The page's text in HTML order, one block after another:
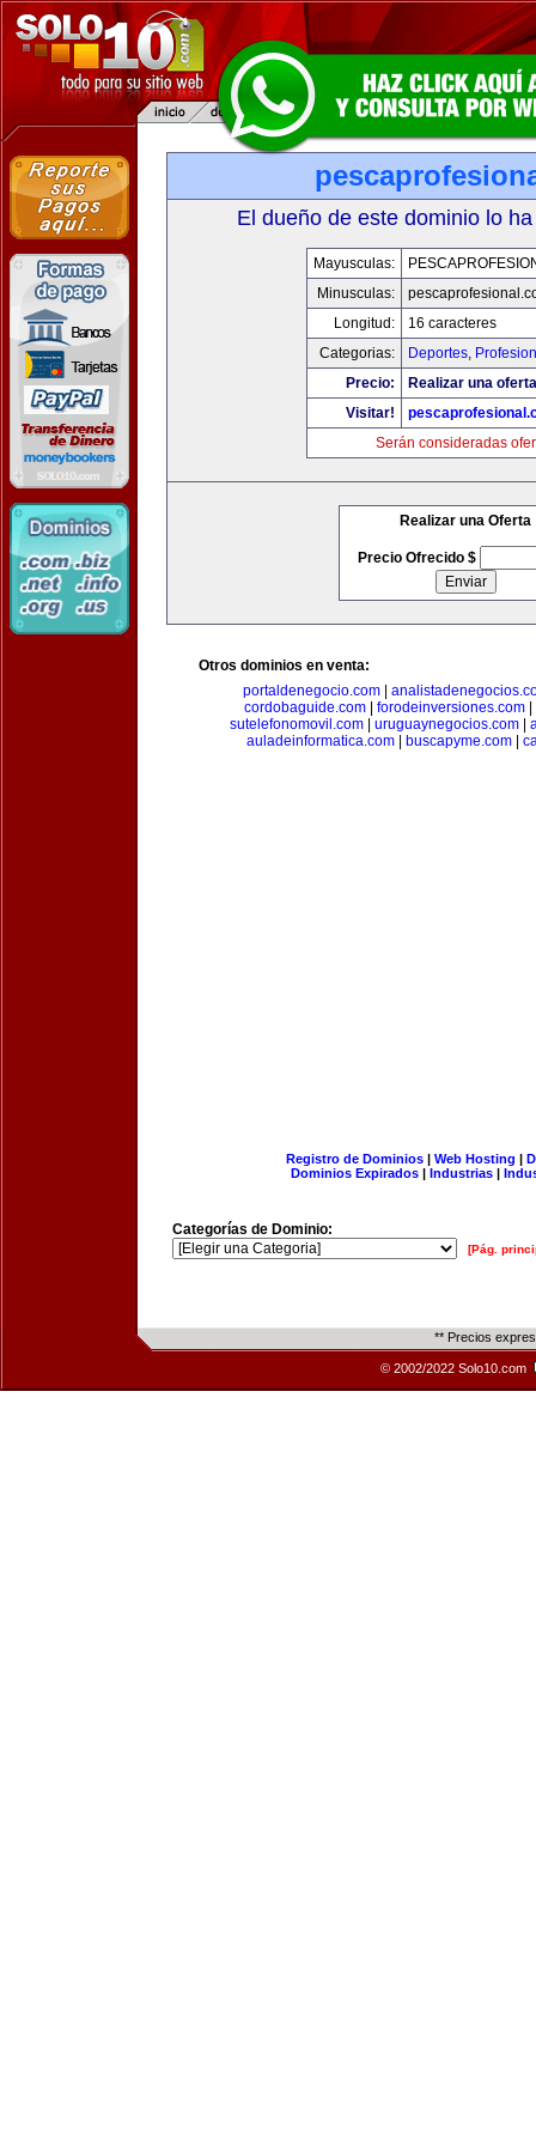
El dueño de este dominio lo
Mayusculas:
Minusculas:
Longitud:
16 caracteres
Categorias:
Deportes,
Precio:
Realizar una
Visitar!
Serán consideradas
Realizar una Oferta
Precio Ofrecido $
Otros dominios en venta:
portaldenegocio.com|
cordobaguide.com
forodeinversiones.com
sutelefonomovil.com| uruguaynegocios.com|
auladeinformatica.com| buscapyme.com|
Registro de Dominios| Web Hosting |
Dominios Expirados | Industrias |
Categorías de Dominio:
[Pág.
** Precios
© 2002/2022 Solo10.com